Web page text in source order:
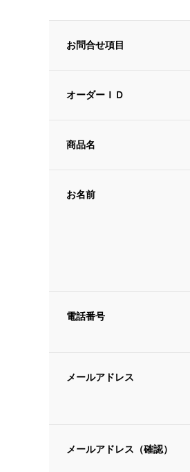
お問合せ項目
オーダーＩＤ
商品名
お名前
電話番号
メールアドレス
メールアドレス（確認）